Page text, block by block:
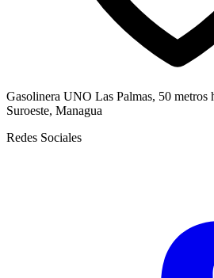
Gasolinera UNO Las Palmas, 50 metros
Suroeste, Managua
Redes Sociales